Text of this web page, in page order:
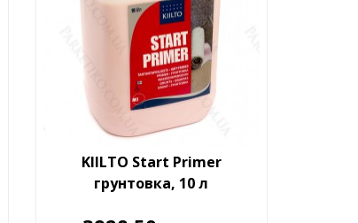
KIILTO Start Primer
грунтовка, 10 л